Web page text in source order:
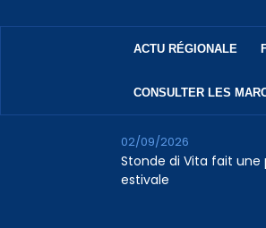
ACTU RÉGIONALE
CONSULTER LES
Stonde di Vita fait une
estivale
02/09/2026